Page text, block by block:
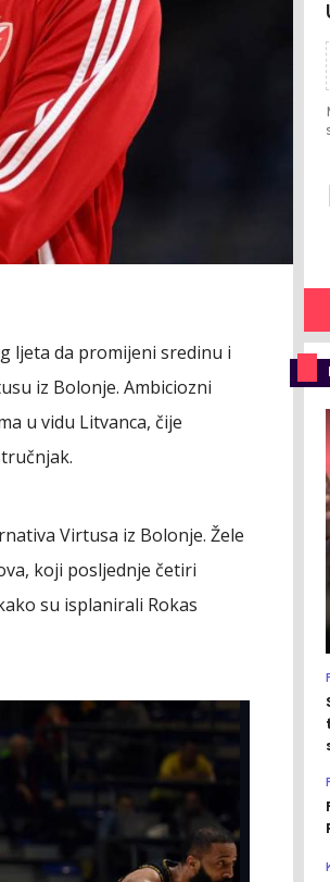
ljeta da promijeni sredinu i
iz Bolonje. Ambiciozni
u vidu Litvanca, čije
Virtusa iz Bolonje. Žele
koji posljednje četiri
su isplanirali Rokas